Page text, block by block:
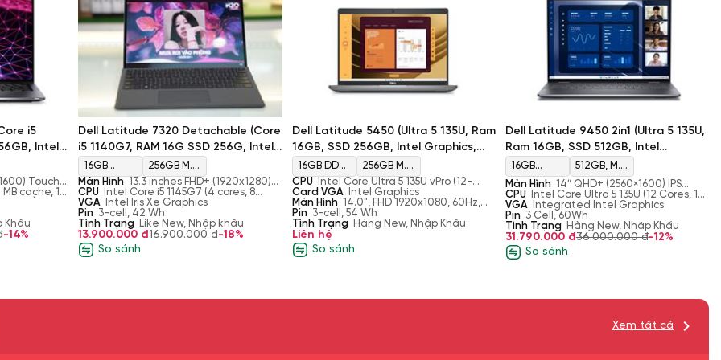
phù hợp với những ai thường
hình vượt trội
i5
Intel
Touch,
MB cache, 10
GHz)
Khẩu
-14%
Dell Latitude 7320 Detachable (Core
i5 1140G7, RAM 16G SSD 256G, Intel
Iris Xe Graphics, Màn 13'' FHD Touch)
16GB
LPDDR4x
3733MHz
256GB M.2
PCIe NVME
SSD
Màn Hình 13.3 inches FHD+ (1920x1280)
Multitouch, Anti-reflection, Anti-
smudge, 100% (sRGB), 500 nits
CPU
Intel Core i5 1145G7 (4 cores, 8
threads, clock speed can reach
maximum Turbo Boost 4.4GHz)
VGA
Intel Iris Xe Graphics
Pin 3-cell, 42 Wh
Tình Trạng
Like New, Nhập khẩu
13.900.000 đ16.900.000 đ-18%
So sánh
Dell Latitude 5450 (Ultra 5 135U, Ram
16GB, SSD 256GB, Intel Graphics,
Màn 14.0" FHD)
16GB DDR5
5600MHz
256GB M.2
2230 TLC
Gen 4
PCIe
CPU
Intel Core Ultra 5 135U vPro (12-
Core, 14-Thread, 12MB Cache, up to
4.4GHz Max Turbo)
Card VGA
Intel Graphics
Màn Hình 14.0", FHD 1920x1080, 60Hz,
IPS, Non-Touch, AG, 250 nit
Pin 3-cell, 54 Wh
Tình Trạng
Hàng New, Nhập Khẩu
Liên hệ
So sánh
Dell Latitude 9450 2in1 (Ultra 5 135U,
Ram 16GB, SSD 512GB, Intel
Graphics, Màn 14'' QHD+)
16GB
LPDDR5x
7467 MT/s
512GB, M.2
2230, TLC
PCIe Gen
4 NVMe,
SSD
Màn Hình 14″ QHD+ (2560×1600) IPS
Touch, Anti-Smudge, Anti-Reflect, 500
nits, FHD IR Cam, ComfortView+ LBL
CPU
Intel Core Ultra 5 135U (12 Cores, 14
Threads, 1.6 GHz Base, 4.4 GHz Turbo,
12MB Cache)
VGA
Integrated Intel Graphics
Pin 3 Cell, 60Wh
Tình Trạng
Hàng New, Nhập Khẩu
31.790.000 đ36.000.000 đ-12%
So sánh
Xem tất cả